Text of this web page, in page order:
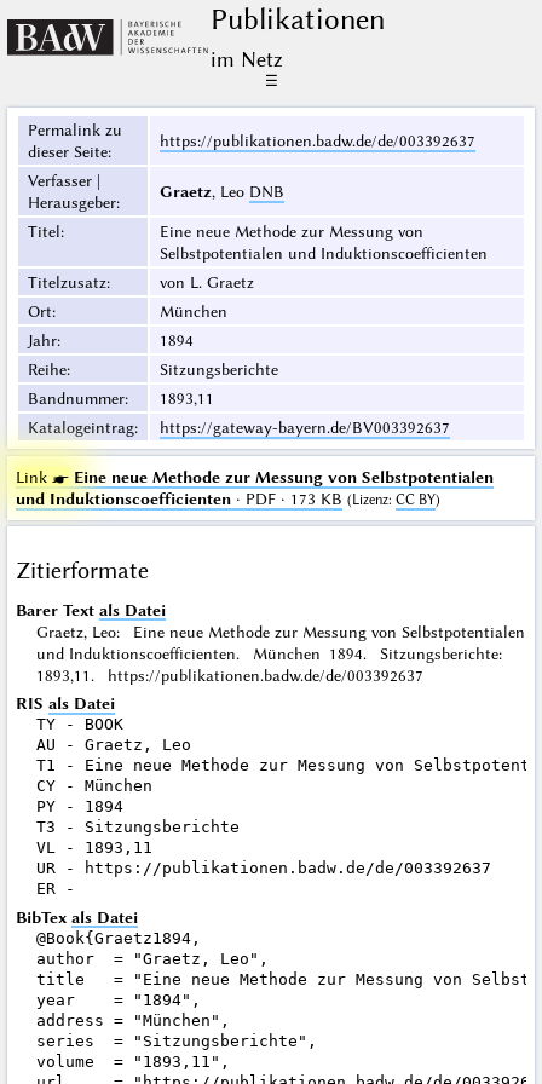
Publikationen
im Netz
☰
Permalink zu
dieser Seite:
https://publikationen.badw.de/de/003392637
Verfasser |
Herausgeber:
Graetz, Leo DNB
Titel:
Eine neue Methode zur Messung von
Selbstpotentialen und Induktionscoefficienten
Titelzusatz:
von L. Graetz
Ort:
München
Jahr:
1894
Reihe:
Sitzungsberichte
Bandnummer:
1893,11
Katalogeintrag: https://gateway-bayern.de/BV003392637
Link ☛ Eine neue Methode zur Messung von Selbstpotentialen
und Induktionscoefficienten· PDF · 173 KB (Lizenz: CC BY)
Zitierformate
Barer Text als Datei
Graetz, Leo: Eine neue Methode zur Messung von Selbstpotentialen
und Induktionscoefficienten. München 1894. Sitzungsberichte:
1893,11. https://publikationen.badw.de/de/003392637
RIS als Datei
TY - BOOK
AU - Graetz, Leo
T1 - Eine neue Methode zur Messung von
CY - München
PY - 1894
T3 - Sitzungsberichte
VL - 1893,11
UR - https://publikationen.badw.de/de/003392637
BibTex als Datei
@Book{Graetz1894,
author  = "Graetz, Leo",
title   = "Eine neue Methode zur Messung von
year    = "1894",
address = "München",
series  = "Sitzungsberichte",
volume  = "1893,11",